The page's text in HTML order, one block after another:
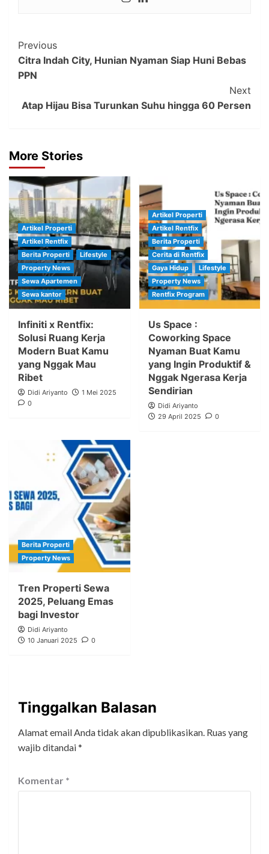
Post
Navigation
Previous
Citra Indah City, Hunian Nyaman Siap Huni Bebas
PPN
Next
Atap Hijau Bisa Turunkan Suhu hingga 60 Persen
More Stories
Artikel Properti
Artikel Rentfix
Berita Properti
Lifestyle
Property News
Sewa Apartemen
Sewa kantor
Infiniti x Rentfix:
Solusi Ruang Kerja
Modern Buat Kamu
yang Nggak Mau
Ribet
Didi Ariyanto
1 Mei 2025
0
Artikel Properti
Artikel Rentfix
Berita Properti
Cerita di Rentfix
Gaya Hidup
Lifestyle
Property News
Rentfix Program
Us Space :
Coworking Space
Nyaman Buat Kamu
yang Ingin Produktif &
Nggak Ngerasa Kerja
Sendirian
Didi Ariyanto
29 April 2025
0
Berita Properti
Property News
Tren Properti Sewa
2025, Peluang Emas
bagi Investor
Didi Ariyanto
10 Januari 2025
0
Tinggalkan Balasan
Alamat email Anda tidak akan dipublikasikan. Ruas yang
wajib ditandai*
Komentar *